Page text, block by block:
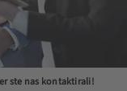
ste nas kontaktirali!